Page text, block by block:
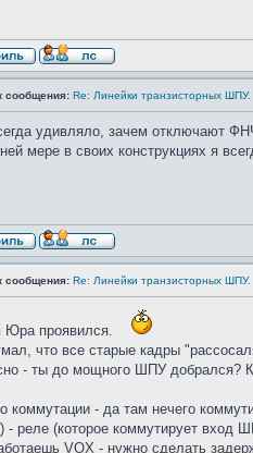
сообщения: Re: Линейки транзисторных ШПУ.
удивляло, зачем отключают
мере в своих конструкциях я
сообщения: Re: Линейки транзисторных ШПУ.
проявился.
что все старые кадры
- ты до мощного ШПУ добрался?
коммутации - да там нечего
- реле (которое коммутирует
VOX - нужно сделать